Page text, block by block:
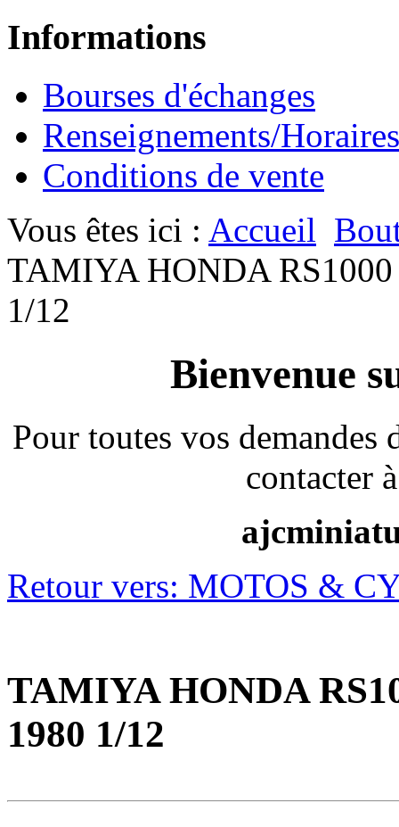
Informations
Bourses d'échanges
Renseignements/Horaires
Conditions de vente
Vous êtes ici : Accueil
TAMIYA HONDA
1/12
Bienvenue
Pour toutes vos
contacter
Retour vers: MOTOS &
TAMIYA HONDA
1980 1/12